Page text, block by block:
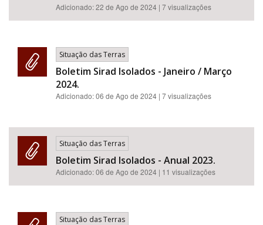
Adicionado:22 de Ago de 2024 | 7 visualizações
Situação das Terras
Boletim Sirad Isolados - Janeiro / Março
2024.
Adicionado:06 de Ago de 2024 | 7 visualizações
Situação das Terras
Boletim Sirad Isolados - Anual 2023.
Adicionado:06 de Ago de 2024 | 11 visualizações
Situação das Terras